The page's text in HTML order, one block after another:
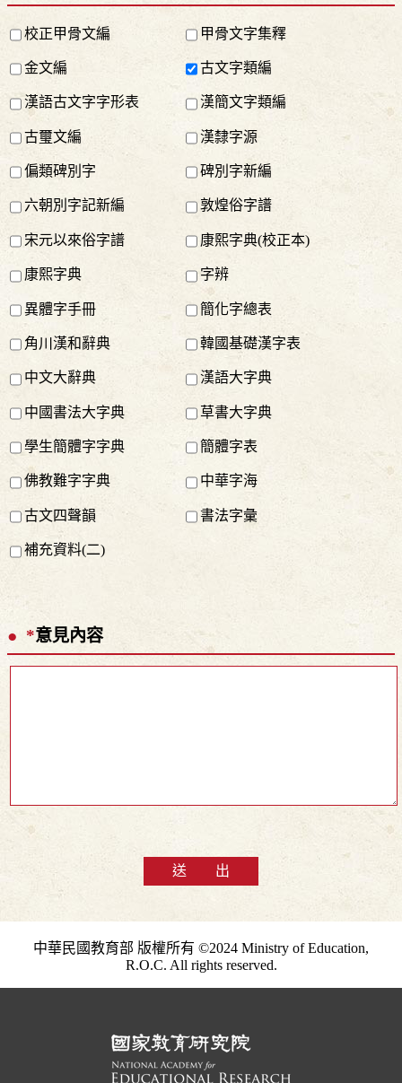
校正甲骨文編 甲骨文字集釋
金文編 古文字類編
漢語古文字字形表 漢簡文字類編
古璽文編 漢隸字源
偏類碑別字 碑別字新編
六朝別字記新編 敦煌俗字譜
宋元以來俗字譜 康熙字典(校正本)
康熙字典 字辨
異體字手冊 簡化字總表
角川漢和辭典 韓國基礎漢字表
中文大辭典 漢語大字典
中國書法大字典 草書大字典
學生簡體字字典 簡體字表
佛教難字字典 中華字海
古文四聲韻 書法字彙
補充資料(二)
*意見內容
送 出
中華民國教育部 版權所有 ©2024 Ministry of Education,
R.O.C. All rights reserved.